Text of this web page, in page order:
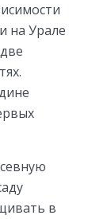
на Урале
в